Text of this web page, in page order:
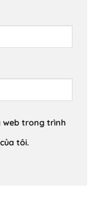
web trong trình
tôi.